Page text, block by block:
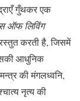
गुँथकर एक
ऑफ लिविंग
करती है, जिसमें
आधुनिक
की मंगलध्वनि,
नृत्य की